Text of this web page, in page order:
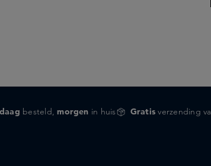
besteld,morgen in huis Gratis verzending